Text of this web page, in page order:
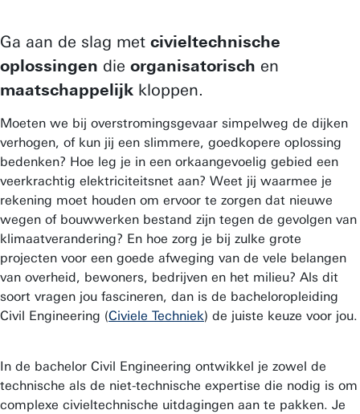
Ga aan de slag met civieltechnische
oplossingen die organisatorisch en
maatschappelijk kloppen.
Moeten we bij overstromingsgevaar simpelweg de dijken
verhogen, of kun jij een slimmere, goedkopere oplossing
bedenken? Hoe leg je in een orkaangevoelig gebied een
veerkrachtig elektriciteitsnet aan? Weet jij waarmee je
rekening moet houden om ervoor te zorgen dat nieuwe
wegen of bouwwerken bestand zijn tegen de gevolgen van
klimaatverandering? En hoe zorg je bij zulke grote
projecten voor een goede afweging van de vele belangen
van overheid, bewoners, bedrijven en het milieu? Als dit
soort vragen jou fascineren, dan is de bacheloropleiding
Civil Engineering (Civiele Techniek) de juiste keuze voor jou.
In de bachelor Civil Engineering ontwikkel je zowel de
technische als de niet-technische expertise die nodig is om
complexe civieltechnische uitdagingen aan te pakken. Je